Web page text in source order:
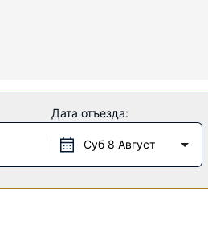
которые оснащены следующим
массаж, процедуры по
из 3 открытых бассейнов
киоски и парикмахерский
из своих 18 ресторана(ов).
Дата отъезда:
Суб 8 Август